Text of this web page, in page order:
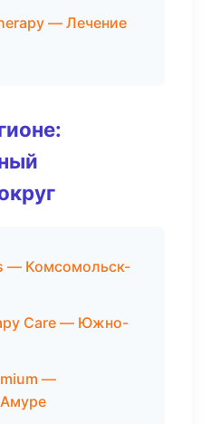
— Лечение
— Комсомольск-
Care — Южно-
—